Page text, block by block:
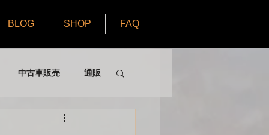
BLOG SHOP FAQ
中古車販売 通販